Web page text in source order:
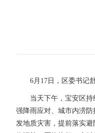
6月17日，区委书记舒
当天下午，宝安区持续
强降雨应对、城市内涝
发地质灾害，提前落实